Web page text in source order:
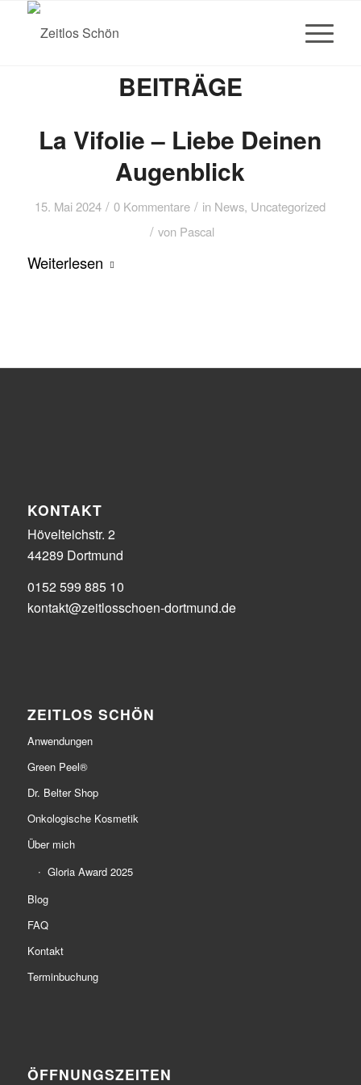
BEITRÄGE
La Vifolie – Liebe Deinen
Augenblick
15. Mai 2024 / 0 Kommentare / in News, Uncategorized
/ von Pascal
Weiterlesen
KONTAKT
Hövelteichstr. 2
44289 Dortmund
0152 599 885 10
kontakt@zeitlosschoen-dortmund.de
ZEITLOS SCHÖN
Anwendungen
Green Peel®
Dr. Belter Shop
Onkologische Kosmetik
Über mich
Gloria Award 2025
Blog
FAQ
Kontakt
Terminbuchung
ÖFFNUNGSZEITEN